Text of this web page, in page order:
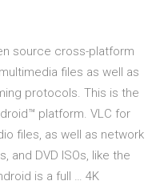
source cross-platform
files as well as
protocols. This is the
platform. VLC for
files, as well as network
and DVD ISOs, like the
is a full … 4K